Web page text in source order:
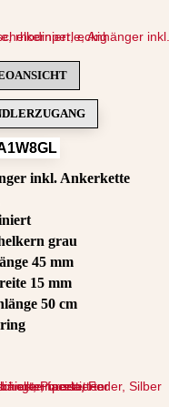
inkl. Ankerkette
grau
45 mm
15 mm
50 cm